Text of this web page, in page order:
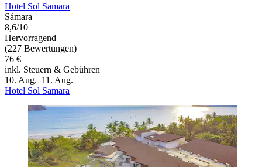
Hotel Sol Samara
Sámara
8,6/10
Hervorragend
(227 Bewertungen)
76 €
inkl. Steuern & Gebühren
10. Aug.–11. Aug.
Hotel Sol Samara